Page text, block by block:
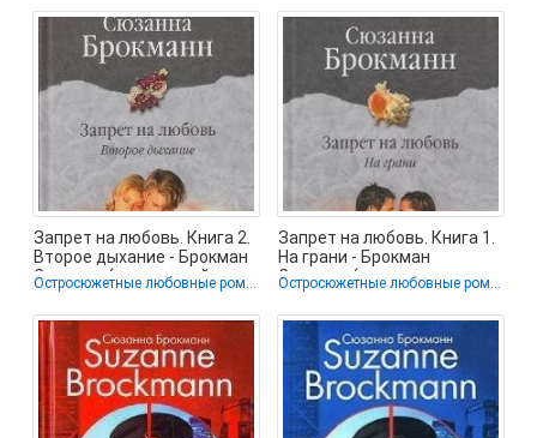
Запрет на любовь. Книга 2.
Второе дыхание - Брокман
Сюзанна (книги онлайн
Остросюжетные любовные романы
Запрет на любовь. Книга 1.
На грани - Брокман
Сюзанна (книги серии
онлайн .txt)
Остросюжетные любовные романы